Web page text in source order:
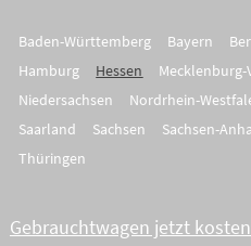
Baden-Württemberg Bayern
Hamburg
Hessen
Niedersachsen
Nordrhein-
Saarland
Sachsen Sachsen-
Thüringen
Gebrauchtwagen jetzt